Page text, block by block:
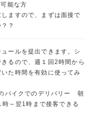
能な方
ますので、まずは面接で
？
ールを提出できます。シ
るので、週１回2時間から
た時間を有効に使ってみ
バイクでのデリバリー 朝
～翌1時まで接客できる